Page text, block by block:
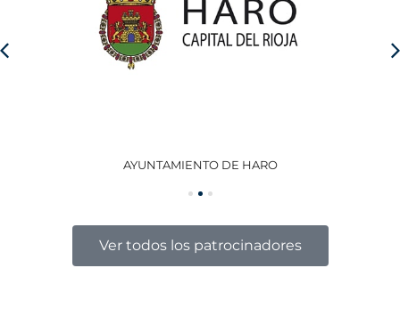
AYUNTAMIENTO DE HARO
Ver todos los patrocinadores